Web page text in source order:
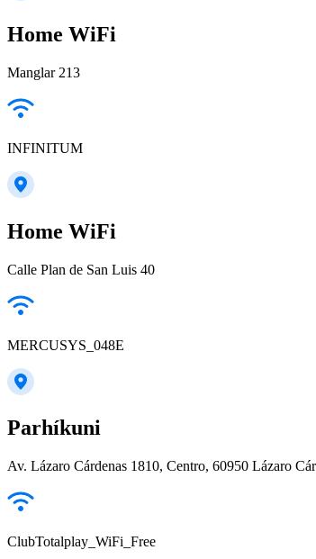
Home WiFi
Manglar 213
INFINITUM
Home WiFi
Calle Plan de San Luis 40
MERCUSYS_048E
Parhíkuni
Av. Lázaro Cárdenas 1810, Centro, 60950 Lázaro
ClubTotalplay_WiFi_Free